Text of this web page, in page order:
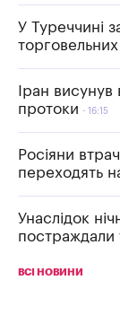
У Туреччині
Іран
протоки
16:15
Росіяни
переходять
Унаслідок
ВСІ НОВИНИ